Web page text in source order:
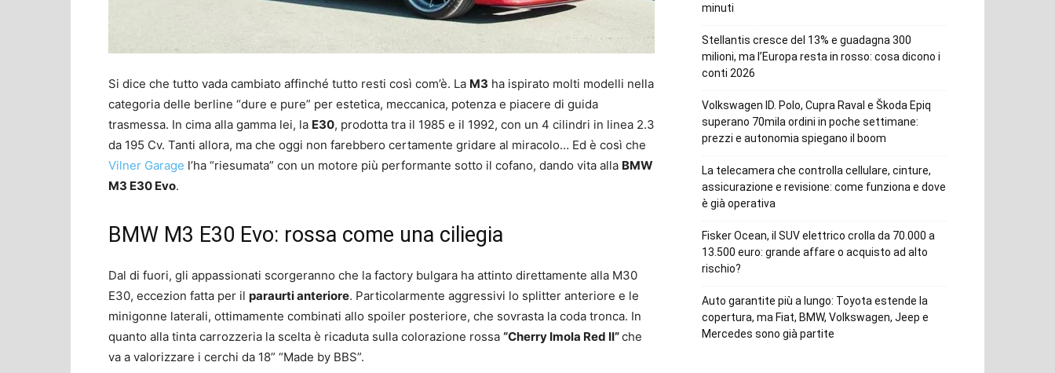
Si dice che tutto vada cambiato affinché tutto resti così com’è. La M3 ha ispirato molti modelli nella
categoria delle berline “dure e pure” per estetica, meccanica, potenza e piacere di guida
trasmessa. In cima alla gamma lei, la E30, prodotta tra il 1985 e il 1992, con un 4 cilindri in linea 2.3
da 195 Cv. Tanti allora, ma che oggi non farebbero certamente gridare al miracolo… Ed è così che
Vilner Garage l’ha “riesumata” con un motore più performante sotto il cofano, dando vita alla BMW
M3 E30 Evo.
BMW M3 E30 Evo: rossa come una ciliegia
Dal di fuori, gli appassionati scorgeranno che la factory bulgara ha attinto direttamente alla M30
E30, eccezion fatta per il paraurti anteriore. Particolarmente aggressivi lo splitter anteriore e le
minigonne laterali, ottimamente combinati allo spoiler posteriore, che sovrasta la coda tronca. In
quanto alla tinta carrozzeria la scelta è ricaduta sulla colorazione rossa “Cherry Imola Red II”che
va a valorizzare i cerchi da 18” “Made by BBS”.
minuti
Stellantis cresce del 13% e guadagna 300
milioni, ma l’Europa resta in rosso: cosa dicono i
conti 2026
Volkswagen ID. Polo, Cupra Raval e Škoda Epiq
superano 70mila ordini in poche settimane:
prezzi e autonomia spiegano il boom
La telecamera che controlla cellulare, cinture,
assicurazione e revisione: come funziona e dove
è già operativa
Fisker Ocean, il SUV elettrico crolla da 70.000 a
13.500 euro: grande affare o acquisto ad alto
rischio?
Auto garantite più a lungo: Toyota estende la
copertura, ma Fiat, BMW, Volkswagen, Jeep e
Mercedes sono già partite